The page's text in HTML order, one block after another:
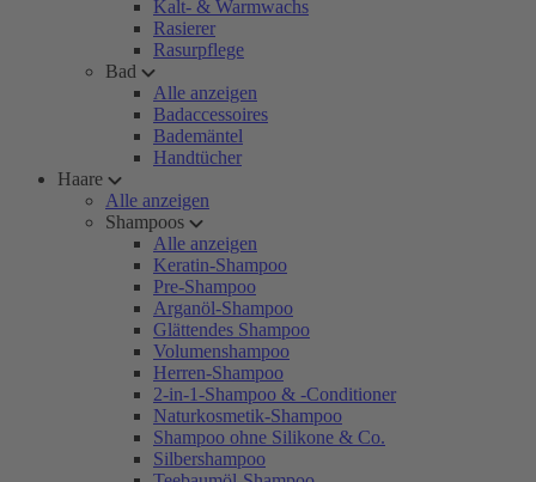
Kalt- & Warmwachs
Rasierer
Rasurpflege
Bad
Alle anzeigen
Badaccessoires
Bademäntel
Handtücher
Haare
Alle anzeigen
Shampoos
Alle anzeigen
Keratin-Shampoo
Pre-Shampoo
Arganöl-Shampoo
Glättendes Shampoo
Volumenshampoo
Herren-Shampoo
2-in-1-Shampoo & -Conditioner
Naturkosmetik-Shampoo
Shampoo ohne Silikone & Co.
Silbershampoo